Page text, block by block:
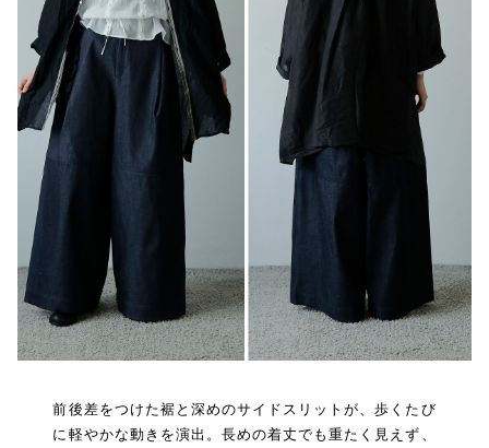
前後差をつけた裾と深めのサイドスリットが、歩くたび
に軽やかな動きを演出。長めの着丈でも重たく見えず、